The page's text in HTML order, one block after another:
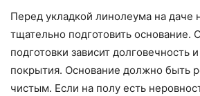
Перед укладкой линолеума на даче
тщательно подготовить основание.
подготовки зависит долговечность
покрытия. Основание должно быть
чистым. Если на полу есть